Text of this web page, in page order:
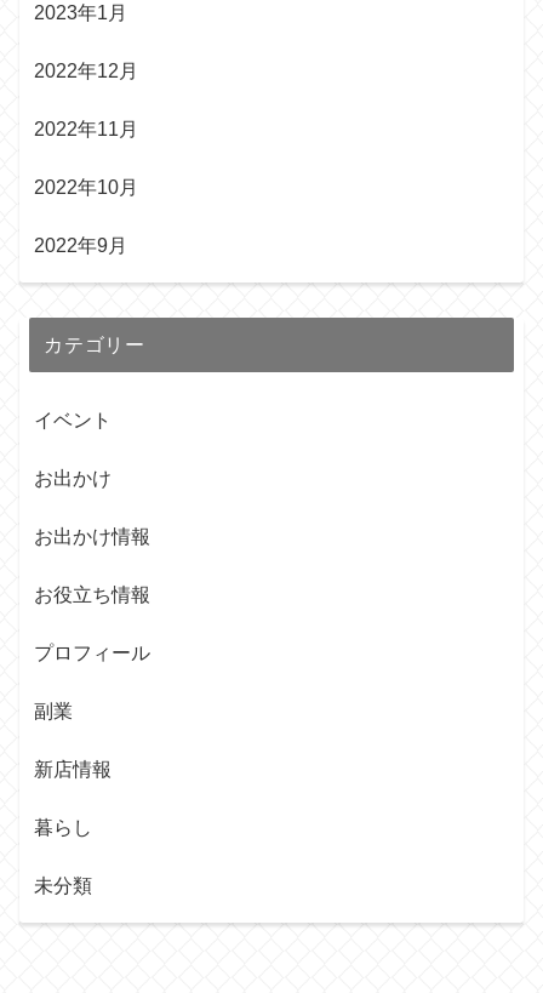
2023年1月
2022年12月
2022年11月
2022年10月
2022年9月
カテゴリー
イベント
お出かけ
お出かけ情報
お役立ち情報
プロフィール
副業
新店情報
暮らし
未分類